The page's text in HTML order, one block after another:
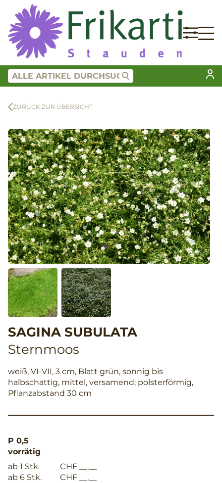
ZURÜCK ZUR ÜBERSICHT
SAGINA SUBULATA
Sternmoos
weiß, VI-VII, 3 cm, Blatt grün, sonnig bis
halbschattig, mittel, versamend; polsterförmig,
Pflanzabstand 30 cm
P 0,5
vorrätig
ab 1 Stk.
CHF __,__
ab 6 Stk.
CHF __,__